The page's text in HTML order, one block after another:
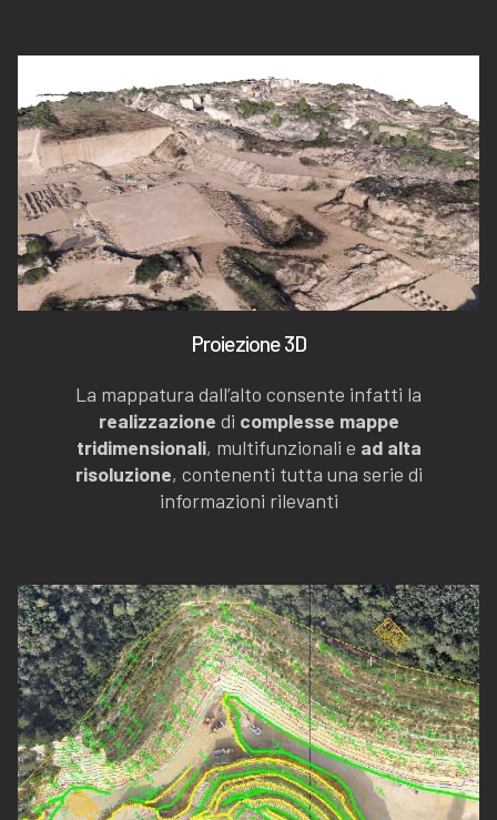
Proiezione 3D
La mappatura dall’alto consente infatti la
realizzazione di complesse mappe
tridimensionali, multifunzionali e ad alta
risoluzione, contenenti tutta una serie di
informazioni rilevanti